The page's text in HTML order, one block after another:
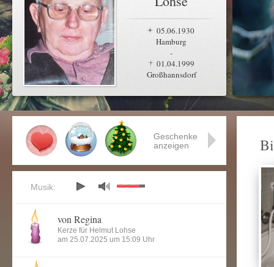
05.06.1930
Hamburg
-
01.04.1999
Großhannsdorf
Geschenke
anzeigen
Musik:
von Regina
Kerze für Helmut Lohse
am 25.07.2025 um 15:09 Uhr